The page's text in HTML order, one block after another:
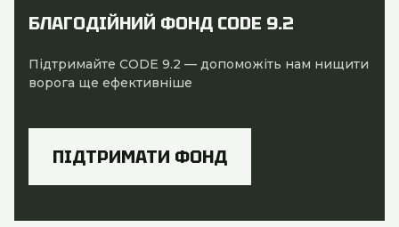
БЛАГОДІЙНИЙ ФОНД CODE 9.2
Підтримайте CODE 9.2 — допоможіть нам нищити
ворога ще ефективніше
ПІДТРИМАТИ ФОНД